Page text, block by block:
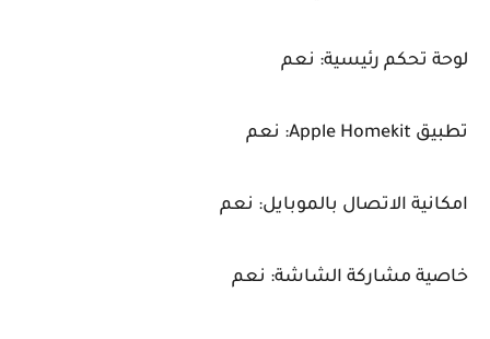
لوحة تحكم رئيسية: نعم
تطبيق Apple Homekit: نعم
امكانية الاتصال بالموبايل: نعم
خاصية مشاركة الشاشة: نعم